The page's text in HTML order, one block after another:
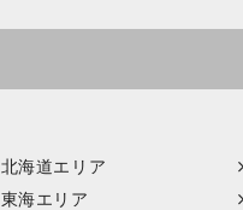
北海道エリア
東海エリア